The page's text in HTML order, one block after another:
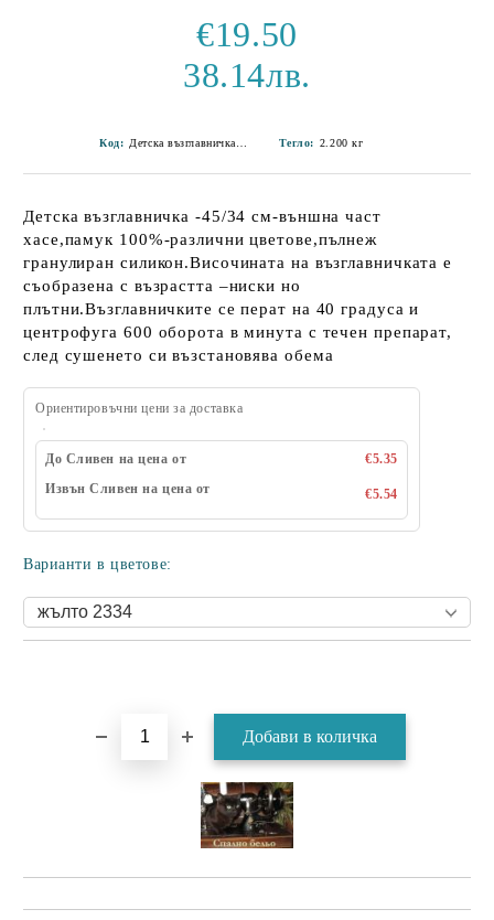
€19.50
38.14лв.
Код: Тегло: 2.200 кг
Детска възглавничка -45/34 см-външна част
хасе,памук 100%-различни цветове,пълнеж
гранулиран силикон.Височината на възглавничката е
съобразена с възрастта –ниски но
плътни.Възглавничките се перат на 40 градуса и
центрофуга 600 оборота в минута с течен препарат,
след сушенето си възстановява обема
Ориентировъчни цени за доставка
До Сливен на цена от
€5.35
Извън Сливен на цена от
€5.54
Варианти в цветове: